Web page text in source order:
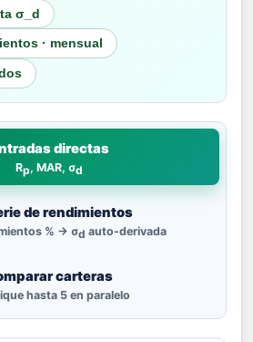
σ_d
· mensual
directas
Rp, MAR, σd
de rendimientos
% → σd auto-derivada
carteras
hasta 5 en paralelo